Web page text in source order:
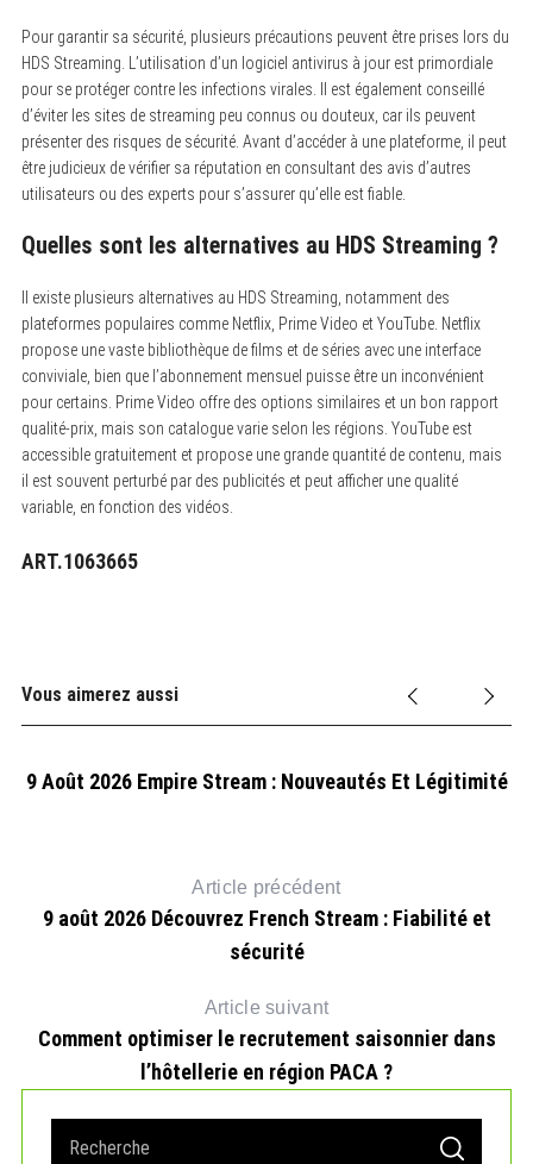
Pour garantir sa sécurité, plusieurs précautions peuvent être prises lors du
HDS Streaming. L’utilisation d’un logiciel antivirus à jour est primordiale
pour se protéger contre les infections virales. Il est également conseillé
d’éviter les sites de streaming peu connus ou douteux, car ils peuvent
présenter des risques de sécurité. Avant d’accéder à une plateforme, il peut
être judicieux de vérifier sa réputation en consultant des avis d’autres
utilisateurs ou des experts pour s’assurer qu’elle est fiable.
Quelles sont les alternatives au HDS Streaming ?
Il existe plusieurs alternatives au HDS Streaming, notamment des
plateformes populaires comme Netflix, Prime Video et YouTube. Netflix
propose une vaste bibliothèque de films et de séries avec une interface
conviviale, bien que l’abonnement mensuel puisse être un inconvénient
pour certains. Prime Video offre des options similaires et un bon rapport
qualité-prix, mais son catalogue varie selon les régions. YouTube est
accessible gratuitement et propose une grande quantité de contenu, mais
il est souvent perturbé par des publicités et peut afficher une qualité
variable, en fonction des vidéos.
ART.1063665
Vous aimerez aussi
9 Août 2026 Empire Stream : Nouveautés Et Légitimité
Article précédent
9 août 2026 Découvrez French Stream : Fiabilité et
sécurité
Article suivant
Comment optimiser le recrutement saisonnier dans
l’hôtellerie en région PACA ?
S